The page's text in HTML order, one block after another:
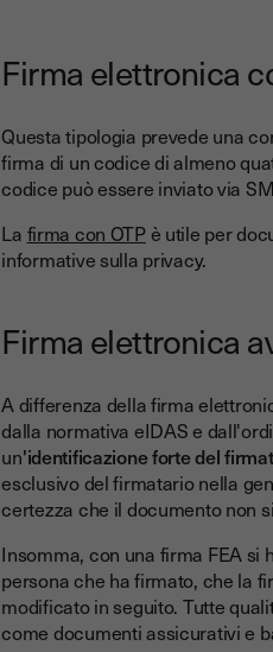
Firma elettronica
Questa tipologia prevede una
firma di un codice di almeno
codice può essere inviato via
La firma con OTPè utile per
informative sulla privacy.
Firma elettronica
A differenza della firma
dalla normativa eIDAS e
un'identificazione forte del
esclusivo del firmatario nella
certezza che il documento non
Insomma, con una firma FEA si
persona che ha firmato, che la
modificato in seguito. Tutte
come documenti assicurativi e